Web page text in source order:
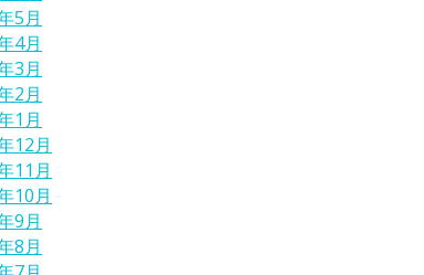
5月
4月
3月
2月
1月
12月
11月
10月
9月
8月